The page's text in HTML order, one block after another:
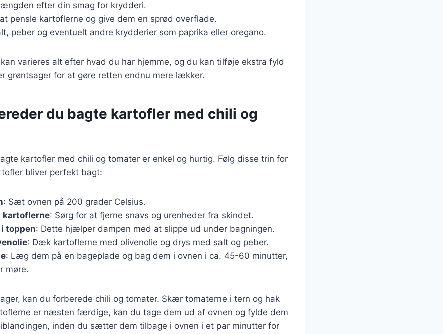
efter din smag for krydderi.
pensle kartoflerne og give dem en sprød overflade.
peber og eventuelt andre krydderier som paprika eller oregano.
varieres alt efter hvad du har hjemme, og du kan tilføje ekstra fyld
grøntsager for at gøre retten endnu mere lækker.
du bagte kartofler med chili og
kartofler med chili og tomater er enkel og hurtig. Følg disse trin for
bliver perfekt bagt:
: Sæt ovnen på 200 grader Celsius.
kartoflerne: Sørg for at fjerne snavs og urenheder fra skindet.
toppen: Dette hjælper dampen med at slippe ud under bagningen.
: Dæk kartoflerne med olivenolie og drys med salt og peber.
: Læg dem på en bageplade og bag dem i ovnen i ca. 45-60 minutter,
møre.
kan du forberede chili og tomater. Skær tomaterne i tern og hak
er næsten færdige, kan du tage dem ud af ovnen og fylde dem
inden du sætter dem tilbage i ovnen i et par minutter for